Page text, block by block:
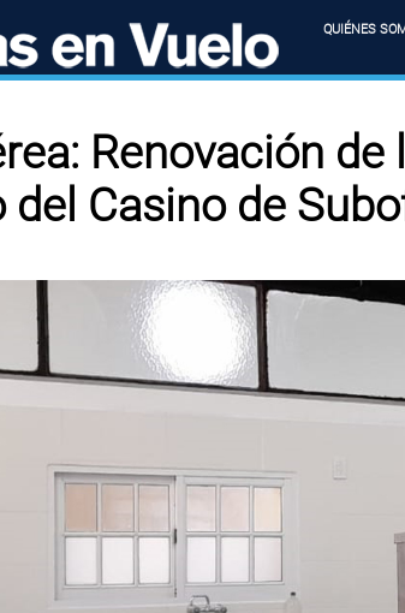
QUIÉNES
Renovación
Casino de